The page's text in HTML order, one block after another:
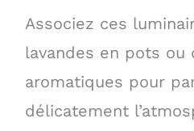
Associez ces
lavandes en pots ou
aromatiques pour
délicatement